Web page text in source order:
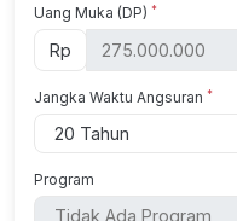
Uang Muka (DP) *
Rp
Jangka Waktu Angsuran *
Program